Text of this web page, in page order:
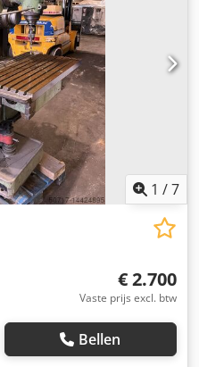
1 /7
€ 2.700
Vaste prijs excl. btw
Bellen